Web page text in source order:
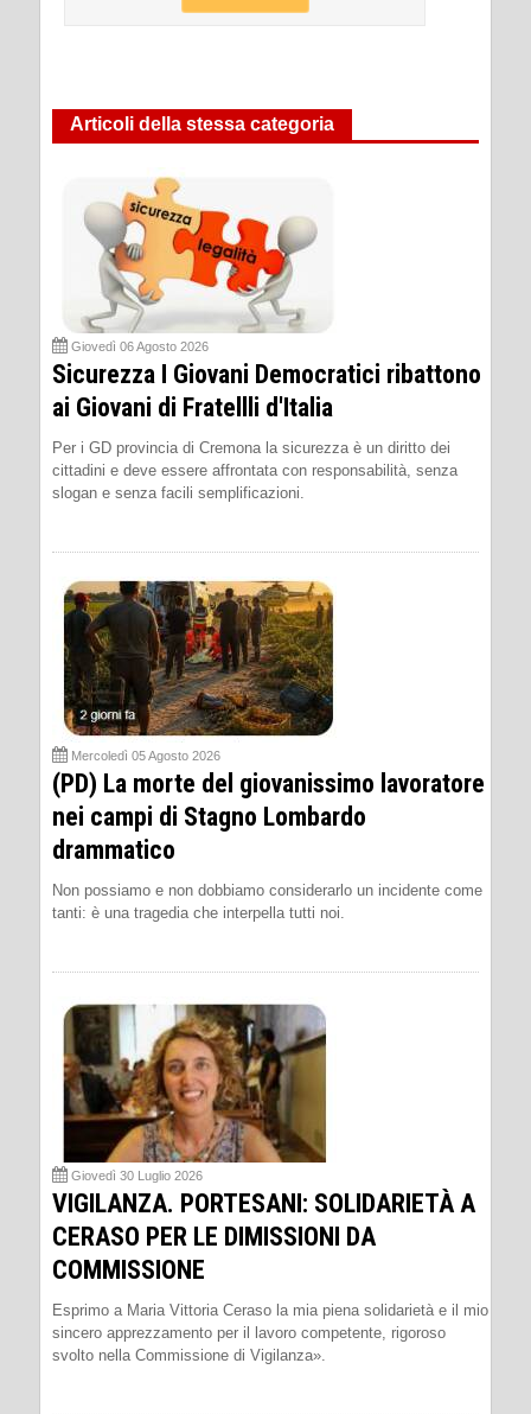
Articoli della stessa categoria
Giovedì 06 Agosto 2026
Sicurezza I Giovani Democratici ribattono
ai Giovani di Fratellli d'Italia
Per i GD provincia di Cremona la sicurezza è un diritto dei
cittadini e deve essere affrontata con responsabilità, senza
slogan e senza facili semplificazioni.
Mercoledì 05 Agosto 2026
(PD) La morte del giovanissimo lavoratore
nei campi di Stagno Lombardo
drammatico
Non possiamo e non dobbiamo considerarlo un incidente come
tanti: è una tragedia che interpella tutti noi.
Giovedì 30 Luglio 2026
VIGILANZA. PORTESANI: SOLIDARIETÀ A
CERASO PER LE DIMISSIONI DA
COMMISSIONE
Esprimo a Maria Vittoria Ceraso la mia piena solidarietà e il mio
sincero apprezzamento per il lavoro competente, rigoroso
svolto nella Commissione di Vigilanza».